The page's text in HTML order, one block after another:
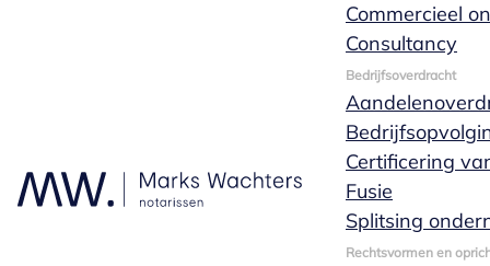
Commercieel
Consultancy
Bedrijfsoverdracht
Certificering
Fusie
Splitsing
Rechtsvormen en